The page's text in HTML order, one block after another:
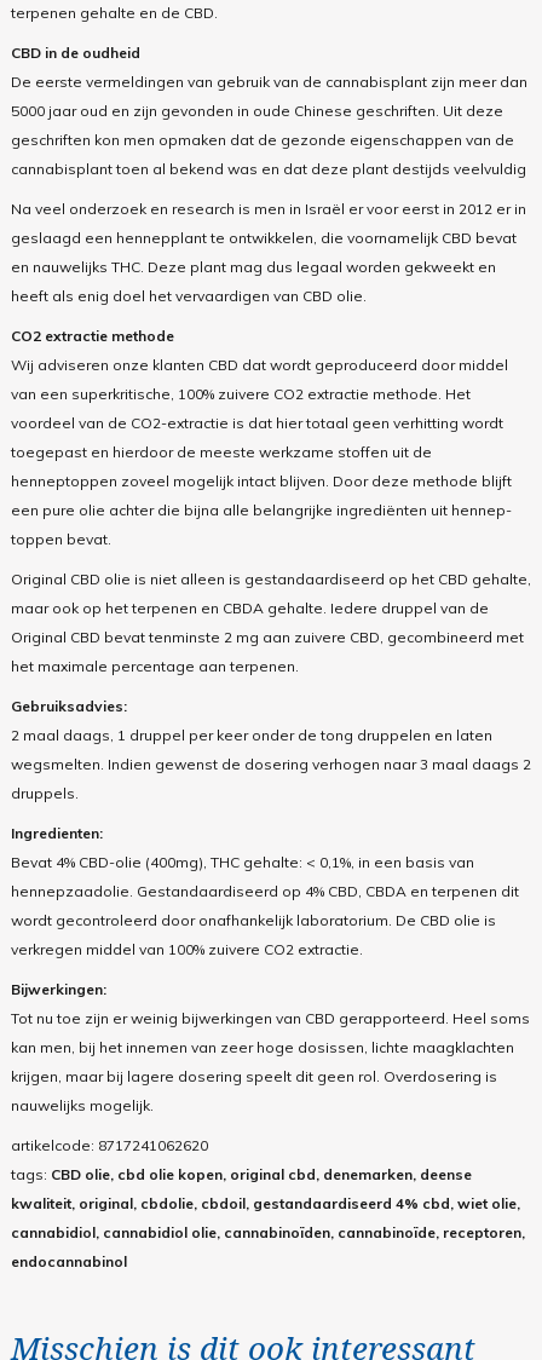
terpenen gehalte en de CBD.
CBD in de oudheid
De eerste vermeldingen van gebruik van de cannabisplant zijn meer dan
5000 jaar oud en zijn gevonden in oude Chinese geschriften. Uit deze
geschriften kon men opmaken dat de gezonde eigenschappen van de
cannabisplant toen al bekend was en dat deze plant destijds veelvuldig
Na veel onderzoek en research is men in Israël er voor eerst in 2012 er in
geslaagd een hennepplant te ontwikkelen, die voornamelijk CBD bevat
en nauwelijks THC. Deze plant mag dus legaal worden gekweekt en
heeft als enig doel het vervaardigen van CBD olie.
CO2 extractie methode
Wij adviseren onze klanten CBD dat wordt geproduceerd door middel
van een superkritische, 100% zuivere CO2 extractie methode. Het
voordeel van de CO2-extractie is dat hier totaal geen verhitting wordt
toegepast en hierdoor de meeste werkzame stoffen uit de
henneptoppen zoveel mogelijk intact blijven. Door deze methode blijft
een pure olie achter die bijna alle belangrijke ingrediënten uit hennep-
toppen bevat.
Original CBD olie is niet alleen is gestandaardiseerd op het CBD gehalte,
maar ook op het terpenen en CBDA gehalte. Iedere druppel van de
Original CBD bevat tenminste 2 mg aan zuivere CBD, gecombineerd met
het maximale percentage aan terpenen.
Gebruiksadvies:
2 maal daags, 1 druppel per keer onder de tong druppelen en laten
wegsmelten. Indien gewenst de dosering verhogen naar 3 maal daags 2
druppels.
Ingredienten:
Bevat 4% CBD-olie (400mg), THC gehalte: < 0,1%, in een basis van
hennepzaadolie. Gestandaardiseerd op 4% CBD, CBDA en terpenen dit
wordt gecontroleerd door onafhankelijk laboratorium. De CBD olie is
verkregen middel van 100% zuivere CO2 extractie.
Bijwerkingen:
Tot nu toe zijn er weinig bijwerkingen van CBD gerapporteerd. Heel soms
kan men, bij het innemen van zeer hoge dosissen, lichte maagklachten
krijgen, maar bij lagere dosering speelt dit geen rol. Overdosering is
nauwelijks mogelijk.
artikelcode: 8717241062620
tags: CBD olie, cbd olie kopen, original cbd, denemarken, deense
kwaliteit, original, cbdolie, cbdoil, gestandaardiseerd 4% cbd, wiet olie,
cannabidiol, cannabidiol olie, cannabinoïden, cannabinoïde, receptoren,
endocannabinol
Misschien is dit ook interessant